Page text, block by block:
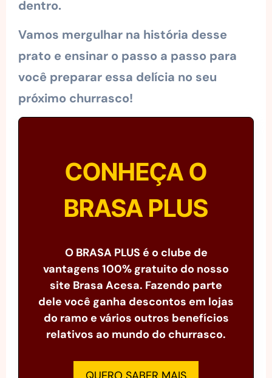
dentro.
Vamos mergulhar na história desse
prato e ensinar o passo a passo para
você preparar essa delícia no seu
próximo churrasco!
CONHEÇA O
BRASA PLUS
O BRASA PLUS é o clube de
vantagens 100% gratuito do nosso
site Brasa Acesa. Fazendo parte
dele você ganha descontos em lojas
do ramo e vários outros benefícios
relativos ao mundo do churrasco.